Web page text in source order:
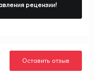
рецензии!
Оставить отзыв